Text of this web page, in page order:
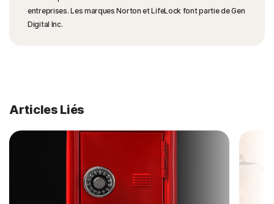
entreprises. Les marques Norton et LifeLock font partie de Gen
Digital Inc.
Articles Liés